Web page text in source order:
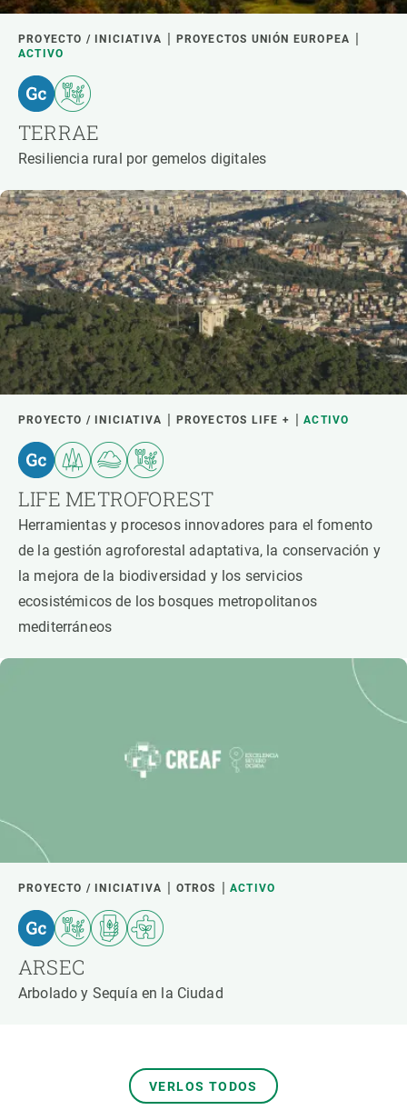
PROYECTO / INICIATIVA
PROYECTOS UNIÓN EUROPEA
ACTIVO
TERRAE
Resiliencia rural por gemelos digitales
PROYECTO / INICIATIVA PROYECTOS LIFE + ACTIVO
LIFE METROFOREST
Herramientas y procesos innovadores para el fomento
de la gestión agroforestal adaptativa, la conservación y
la mejora de la biodiversidad y los servicios
ecosistémicos de los bosques metropolitanos
mediterráneos
PROYECTO / INICIATIVA OTROS ACTIVO
ARSEC
Arbolado y Sequía en la Ciudad
VERLOS TODOS